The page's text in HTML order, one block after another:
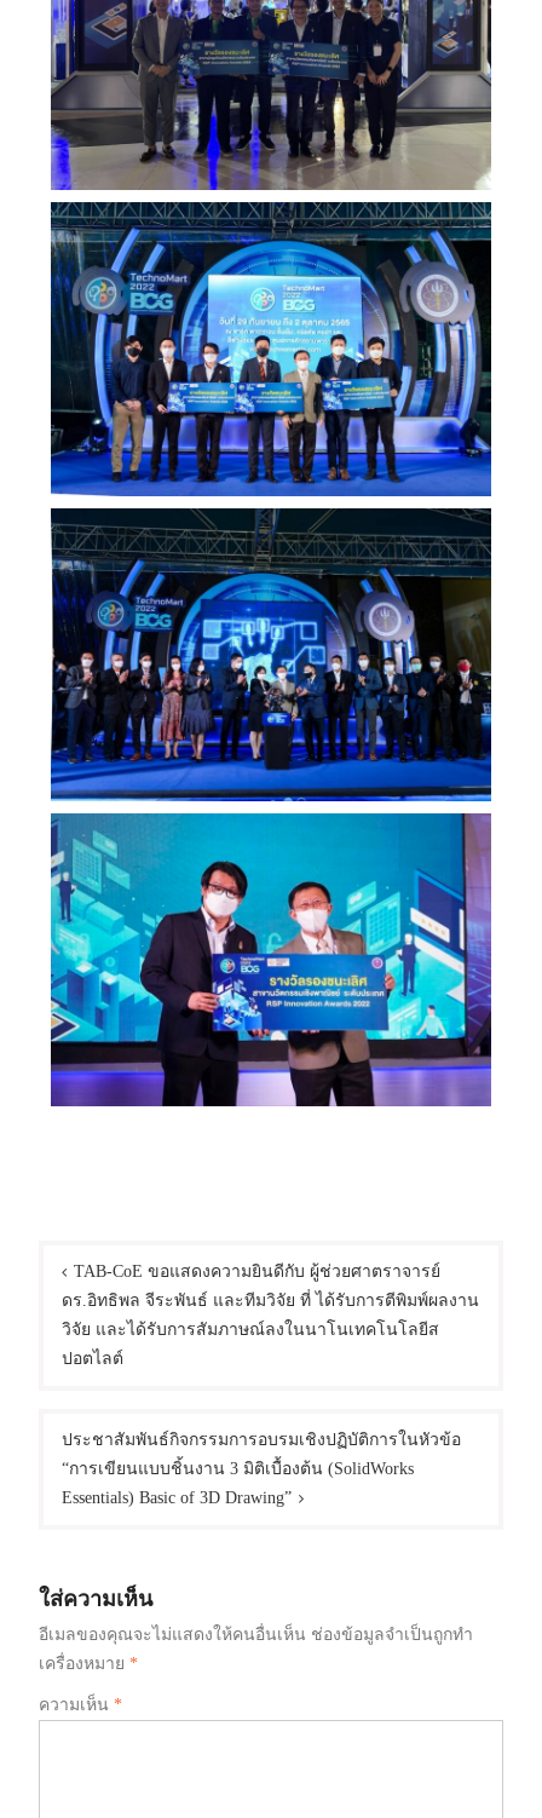
TAB-CoE ขอแสดงความยินดีกับ ผู้ช่วยศาตราจารย์
ดร.อิทธิพล จีระพันธ์ และทีมวิจัย ที่ ได้รับการตีพิมพ์ผลงาน
วิจัย และได้รับการสัมภาษณ์ลงในนาโนเทคโนโลยีส
ปอตไลต์
ประชาสัมพันธ์กิจกรรมการอบรมเชิงปฏิบัติการในหัวข้อ
“การเขียนแบบชิ้นงาน 3 มิติเบื้องต้น (SolidWorks
Essentials) Basic of 3D Drawing”
ใส่ความเห็น
อีเมลของคุณจะไม่แสดงให้คนอื่นเห็น ช่องข้อมูลจำเป็นถูกทำ
เครื่องหมาย *
ความเห็น *